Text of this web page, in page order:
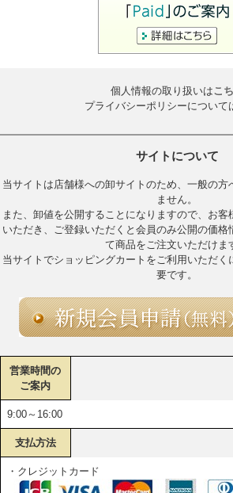
個人情報の取り扱いはこ
プライバシーポリシーについて
サイトについて
当サイトは店舗様への卸サイトのため、一般の方
ません。
また、卸値を公開することになりますので、お客
いただき、ご登録いただくと会員のみ公開の価格
て商品をご注文いただけま
当サイトでショッピングカートをご利用いただく
要です。
営業時間の
ご案内
9:00～16:00
支払方法
・クレジットカード